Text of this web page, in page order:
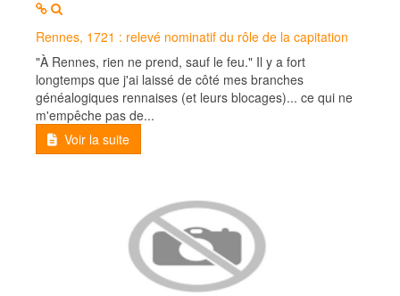
MOD_JTCS_VIEW_ARTICLE_LINK
Rennes, 1721 : relevé nominatif du rôle de la capitation
"À Rennes, rien ne prend, sauf le feu." Il y a fort
longtemps que j'ai laissé de côté mes branches
généalogiques rennaises (et leurs blocages)... ce qui ne
m'empêche pas de...
Voir la suite